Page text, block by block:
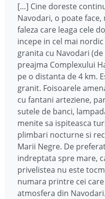
[…] Cine doreste
Navodari, o poate
faleza care leaga cele
incepe in cel mai
granita cu Navodari
preajma Complexului
pe o distanta de 4 km.
granit. Foisoarele
cu fantani arteziene,
sutele de banci,
menite sa ispiteasca
plimbari nocturne si
Marii Negre. De
indreptata spre mare,
privelistea nu este
numara printre cei
atmosfera din